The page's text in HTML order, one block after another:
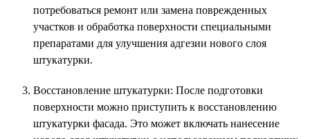
потребоваться ремонт или замена поврежденных
участков и обработка поверхности специальными
препаратами для улучшения адгезии нового слоя
штукатурки.
Восстановление штукатурки: После подготовки
поверхности можно приступить к восстановлению
штукатурки фасада. Это может включать нанесение